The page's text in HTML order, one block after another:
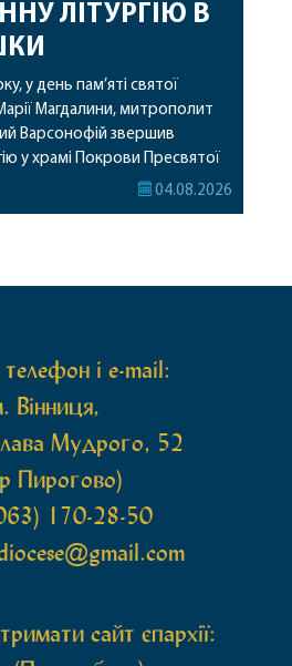
ЛІТУРГІЮ В
у день пам’яті святої
Магдалини, митрополит
Варсонофій звершив
у храмі Покрови Пресвятої
Барського благочиння.
04.08.2026
і e-mail:
Вінниця,
Мудрого, 52
Пирогово)
170-28-50
сайт єпархії: